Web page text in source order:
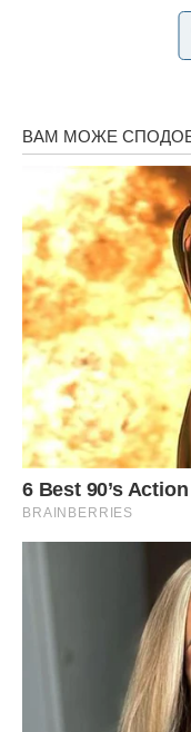
Мама Артема
швидко.
— Ліно, ти така
бракувало, бо ми всі
Його батько Василь
Юля спершу
скидати мені меми у
“дівчинко”, хоча
Через пів року
— Переїжджай до
— До вас усіх?